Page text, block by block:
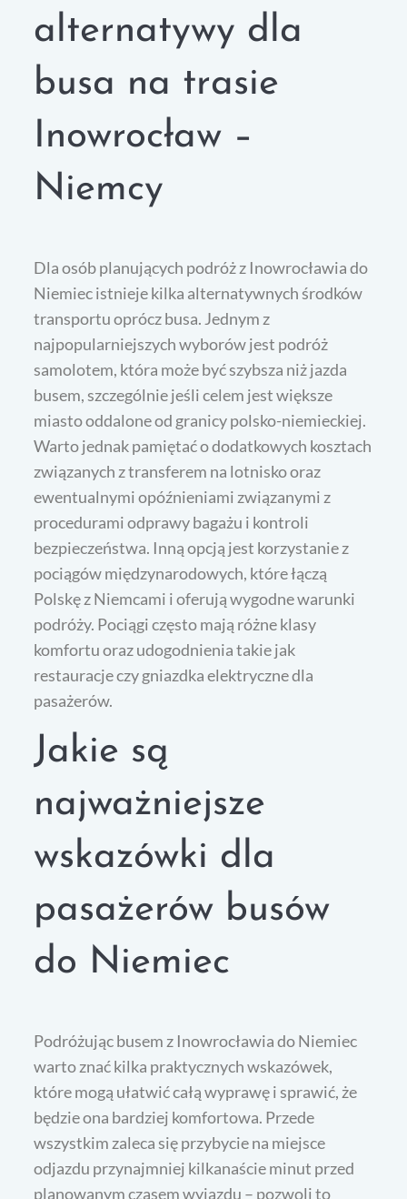
alternatywy dla
busa na trasie
Inowrocław –
Niemcy
Dla osób planujących podróż z Inowrocławia do
Niemiec istnieje kilka alternatywnych środków
transportu oprócz busa. Jednym z
najpopularniejszych wyborów jest podróż
samolotem, która może być szybsza niż jazda
busem, szczególnie jeśli celem jest większe
miasto oddalone od granicy polsko-niemieckiej.
Warto jednak pamiętać o dodatkowych kosztach
związanych z transferem na lotnisko oraz
ewentualnymi opóźnieniami związanymi z
procedurami odprawy bagażu i kontroli
bezpieczeństwa. Inną opcją jest korzystanie z
pociągów międzynarodowych, które łączą
Polskę z Niemcami i oferują wygodne warunki
podróży. Pociągi często mają różne klasy
komfortu oraz udogodnienia takie jak
restauracje czy gniazdka elektryczne dla
pasażerów.
Jakie są
najważniejsze
wskazówki dla
pasażerów busów
do Niemiec
Podróżując busem z Inowrocławia do Niemiec
warto znać kilka praktycznych wskazówek,
które mogą ułatwić całą wyprawę i sprawić, że
będzie ona bardziej komfortowa. Przede
wszystkim zaleca się przybycie na miejsce
odjazdu przynajmniej kilkanaście minut przed
planowanym czasem wyjazdu – pozwoli to